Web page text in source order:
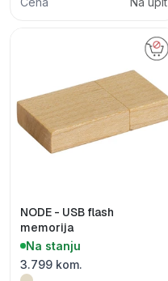
NODE - USB flash
memorija
Na stanju
3.799 kom.